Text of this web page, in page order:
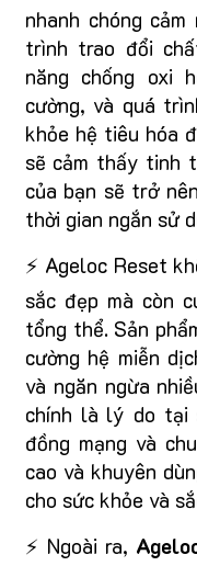
nhanh chóng
trình trao đổi
năng chống oxi
cường, và quá
khỏe hệ tiêu hóa
sẽ cảm thấy tinh
của bạn sẽ trở
thời gian ngắn sử
⚡ Ageloc Reset
sắc đẹp mà còn
tổng thể. Sản
cường hệ miễn
và ngăn ngừa
chính là lý do tại
đồng mạng và
cao và khuyên
cho sức khỏe và
⚡ Ngoài ra,